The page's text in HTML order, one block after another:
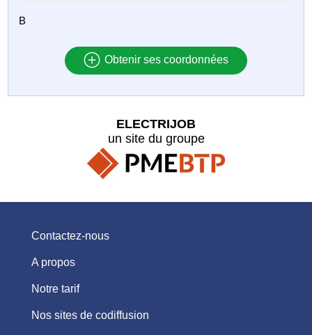
B
Obtenir ses coordonnées
ELECTRIJOB
un site du groupe
Contactez-nous
A propos
Notre tarif
Nos sites de codiffusion